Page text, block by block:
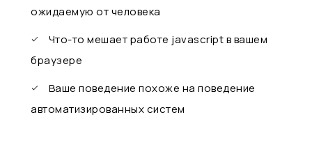
ожидаемую от человека
Что-то мешает работе javascript в вашем
браузере
Ваше поведение похоже на поведение
автоматизированных систем